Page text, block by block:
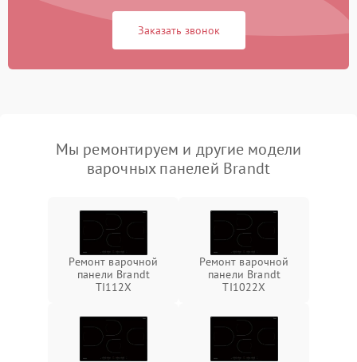
Заказать звонок
Мы ремонтируем и другие модели
варочных панелей Brandt
Ремонт варочной
панели Brandt
TI112X
Ремонт варочной
панели Brandt
TI1022X